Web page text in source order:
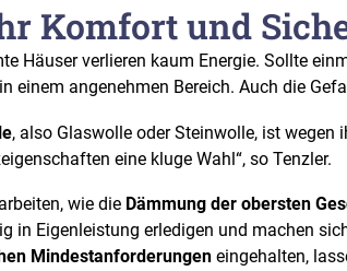
Komfort und
Häuser verlieren kaum Energie. Sollte
einem angenehmen Bereich. Auch die
, also Glaswolle oder Steinwolle, ist
eine kluge Wahl“, so Tenzler.
wie die Dämmung der obersten
in Eigenleistung erledigen und machen
Mindestanforderungen eingehalten,